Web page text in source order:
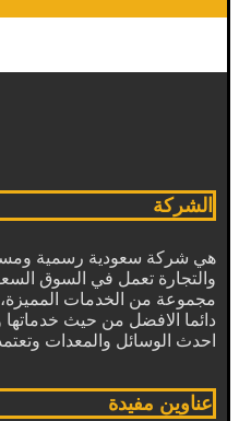
الشركة
هي شركة سعودية رسمية
والتجارة تعمل في السوق
مجموعة من الخدمات
دائما الافضل من حيث
احدث الوسائل والمعدات
عناوين مفيدة